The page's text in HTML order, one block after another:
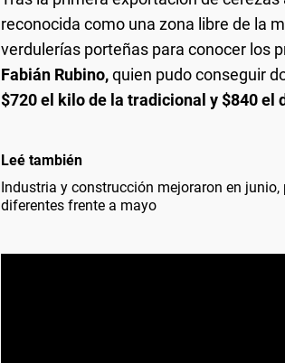
reconocida como una zona libre de la
verdulerías porteñas para conocer los
Fabián Rubino,quien pudo conseguir
$720 el kilo de la tradicional y $840 el
Leé también
Industria y construcción mejoraron en
diferentes frente a mayo